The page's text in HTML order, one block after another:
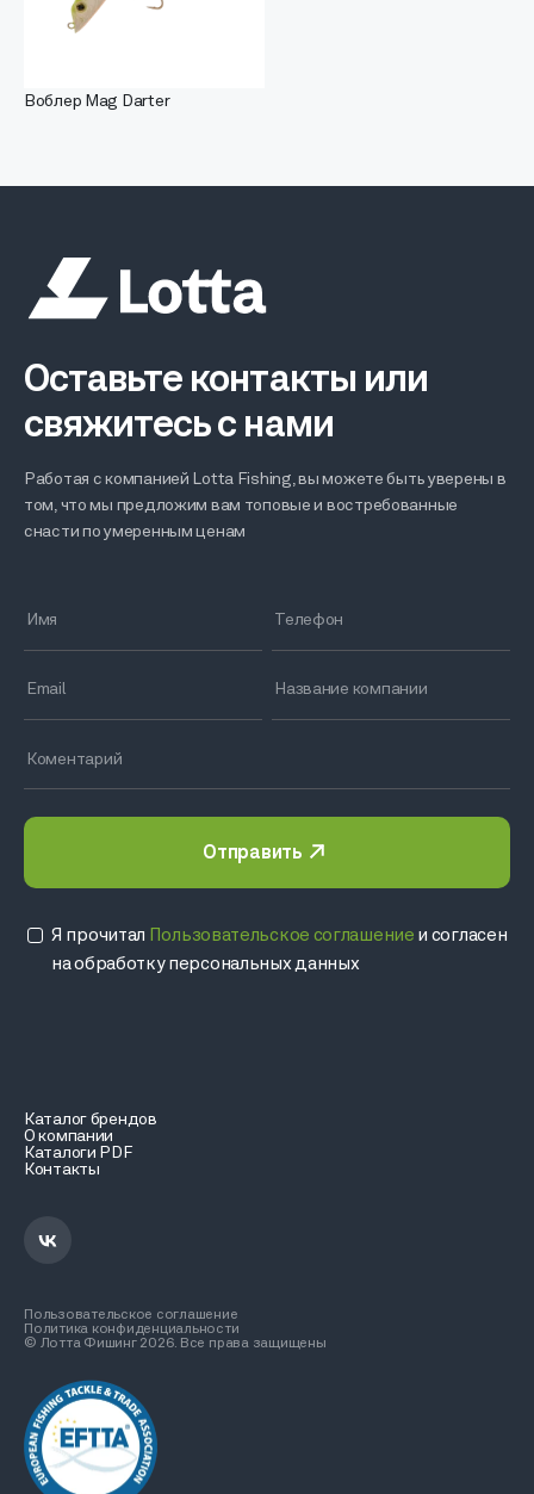
Воблер Mag Darter
Каталог брендов
О компании
Каталоги PDF
Контакты
Пользовательское соглашение
Политика конфиденциальности
© Лотта Фишинг 2026. Все права защищены
Оставьте контакты или
свяжитесь с нами
Работая с компанией Lotta Fishing, вы можете быть уверены в
том, что мы предложим вам топовые и востребованные
снасти по умеренным ценам
Отправить
Я прочитал Пользовательское соглашение и согласен
на обработку персональных данных